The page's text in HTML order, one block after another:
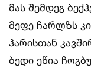
მას შემდეგ
მეფე ჩარლზს
ჰარისთან
ბედი ეწია